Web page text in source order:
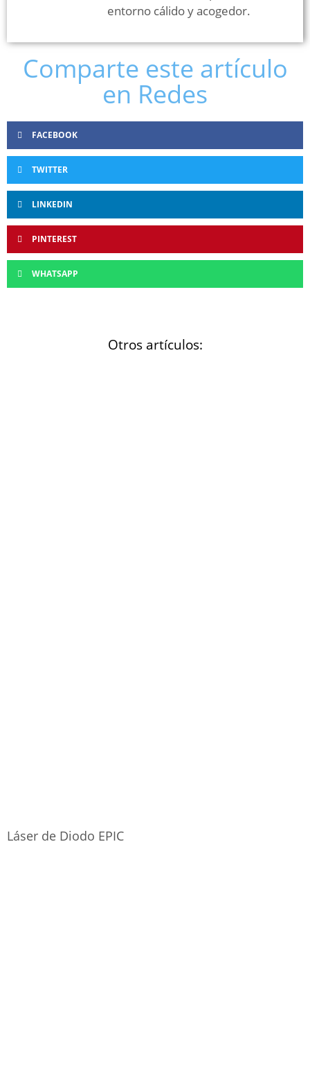
entorno cálido y acogedor.
Comparte este artículo
en Redes
FACEBOOK
TWITTER
LINKEDIN
PINTEREST
WHATSAPP
Otros artículos:
Láser de Diodo EPIC